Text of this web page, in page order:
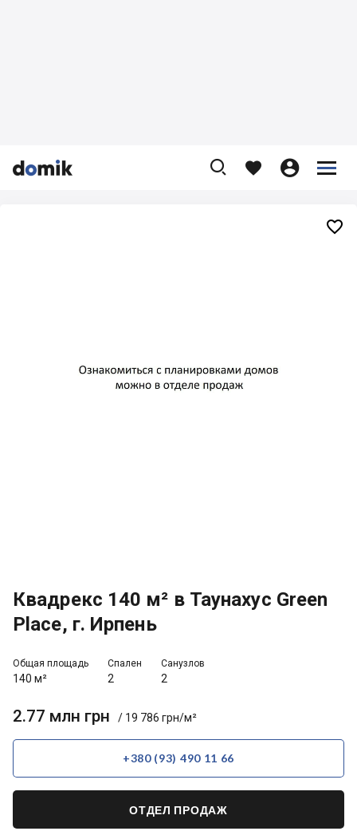


    


Квадрекс 140 м² в Таунахус Green
Place, г. Ирпень
Общая площадь
140 м²
Спален
2
Санузлов
2
2.77 млн грн / 19 786 грн/м²
+380 (93) 490 11 66
ОТДЕЛ ПРОДАЖ
